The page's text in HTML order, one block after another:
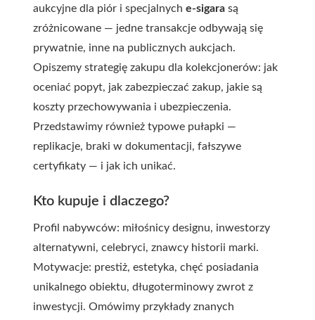
aukcyjne dla piór i specjalnych e-sigara są
zróżnicowane — jedne transakcje odbywają się
prywatnie, inne na publicznych aukcjach.
Opiszemy strategię zakupu dla kolekcjonerów: jak
oceniać popyt, jak zabezpieczać zakup, jakie są
koszty przechowywania i ubezpieczenia.
Przedstawimy również typowe pułapki —
replikacje, braki w dokumentacji, fałszywe
certyfikaty — i jak ich unikać.
Kto kupuje i dlaczego?
Profil nabywców: miłośnicy designu, inwestorzy
alternatywni, celebryci, znawcy historii marki.
Motywacje: prestiż, estetyka, chęć posiadania
unikalnego obiektu, długoterminowy zwrot z
inwestycji. Omówimy przykłady znanych